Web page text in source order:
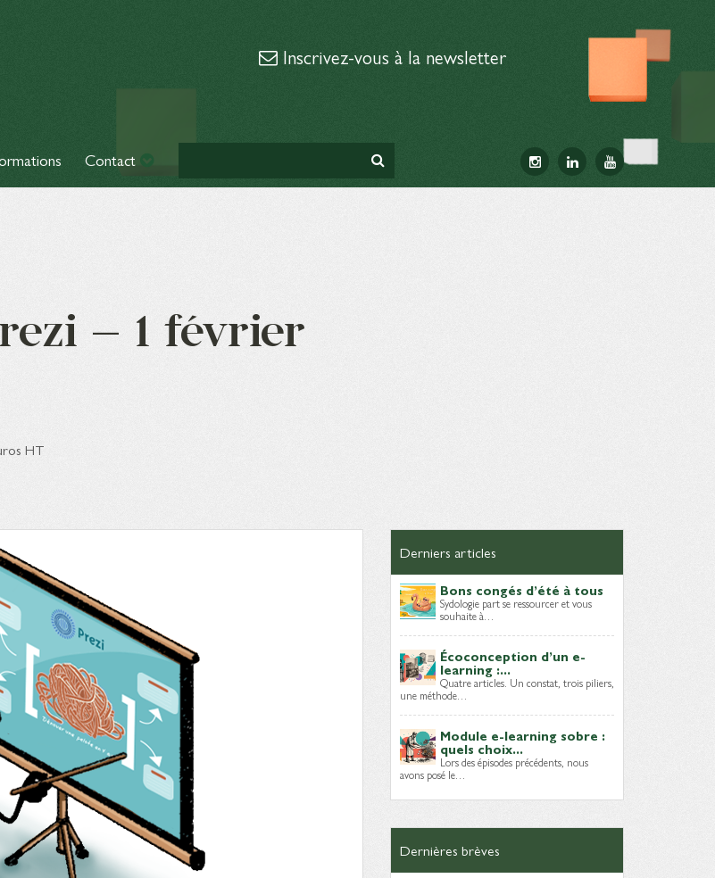
Inscrivez-vous à la newsletter
Contact
– 1 février
HT
Derniers articles
Bons congés d’été à tous
Sydologie part se ressourcer et vous
souhaite à…
Écoconception d’un e-
learning :...
Quatre articles. Un constat, trois piliers,
une méthode…
Module e-learning sobre :
quels choix...
Lors des épisodes précédents, nous
avons posé le…
Dernières brèves